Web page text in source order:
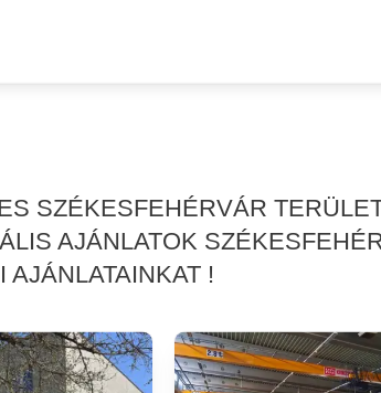
SZÉKESFEHÉRVÁR
AJÁNLATOK
!